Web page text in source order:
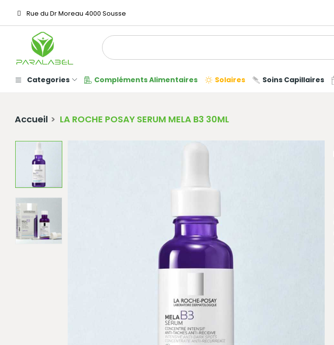
Rue du Dr Moreau 4000 Sousse
Categories Compléments Alimentaires Solaires Soins Capillaires
Accueil LA ROCHE POSAY SERUM MELA B3 30ML